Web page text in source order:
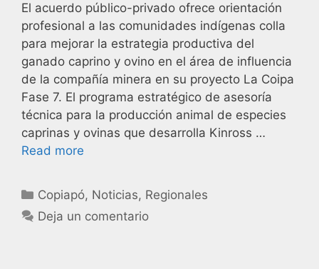
El acuerdo público-privado ofrece orientación
profesional a las comunidades indígenas colla
para mejorar la estrategia productiva del
ganado caprino y ovino en el área de influencia
de la compañía minera en su proyecto La Coipa
Fase 7. El programa estratégico de asesoría
técnica para la producción animal de especies
caprinas y ovinas que desarrolla Kinross …
Read more
Copiapó, Noticias, Regionales
Deja un comentario